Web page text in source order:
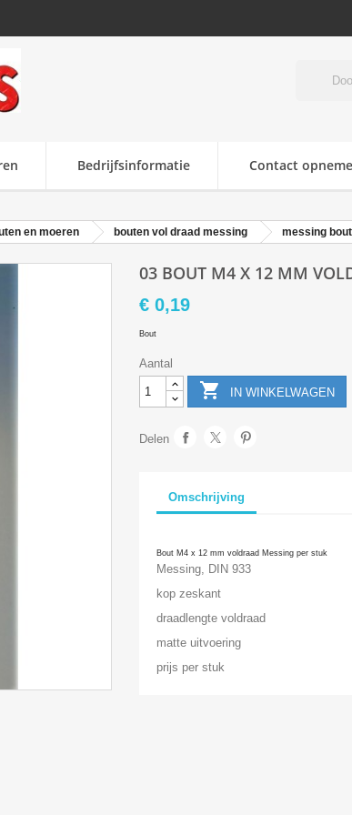
Bedrijfsinformatie Contact
en moeren bouten vol draad messing messing
03 BOUT M4 X 12 MM
€ 0,19
Bout
Aantal
 IN WINKELWAGEN
Delen
Omschrijving
Bout M4 x 12 mm voldraad Messing per stuk
Messing, DIN 933
kop zeskant
draadlengte voldraad
matte uitvoering
prijs per stuk